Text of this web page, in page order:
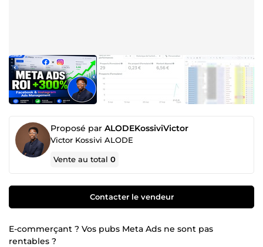
Proposé par ALODEKossiviVictor
Victor Kossivi ALODE
Vente au total0
Contacter le vendeur
E-commerçant ? Vos pubs Meta Ads ne sont pas
rentables ?